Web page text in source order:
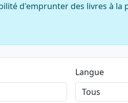
d'emprunter des livres à la
Langue